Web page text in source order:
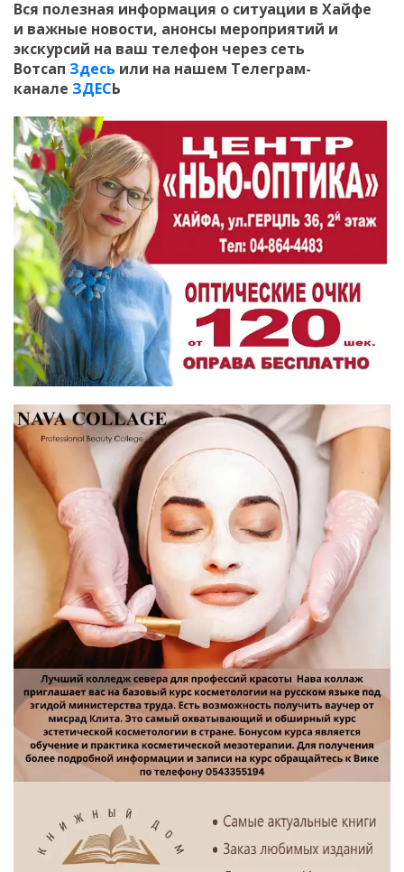
Вся полезная информация о ситуации в Хайфе
и важные новости, анонсы мероприятий и
экскурсий на ваш телефон через сеть
Вотсап Здесь или на нашем Телеграм-
канале ЗДЕСЬ